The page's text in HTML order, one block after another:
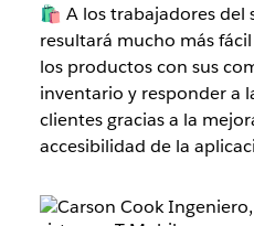
🛍 A los trabajadores del
resultará mucho más
los productos con sus
inventario y responder a
clientes gracias a la
accesibilidad de la